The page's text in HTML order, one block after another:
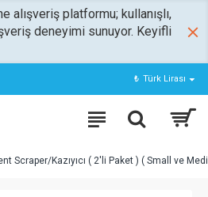
alışveriş platformu; kullanışlı,
deneyimi sunuyor. Keyifli
₺ Türk Lirası
Scraper/Kazıyıcı ( 2'li Paket ) ( Small ve